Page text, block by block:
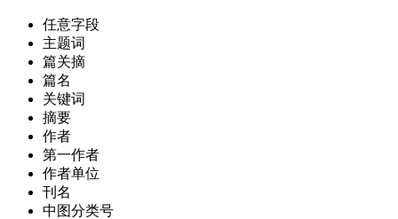
任意字段
主题词
篇关摘
篇名
关键词
摘要
作者
第一作者
作者单位
刊名
中图分类号